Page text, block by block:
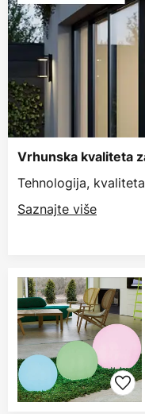
Vrhunska kvaliteta
Tehnologija,
Saznajte više